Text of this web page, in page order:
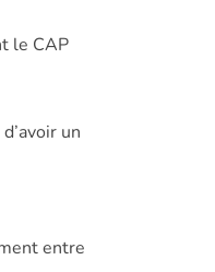
le CAP
un
entre